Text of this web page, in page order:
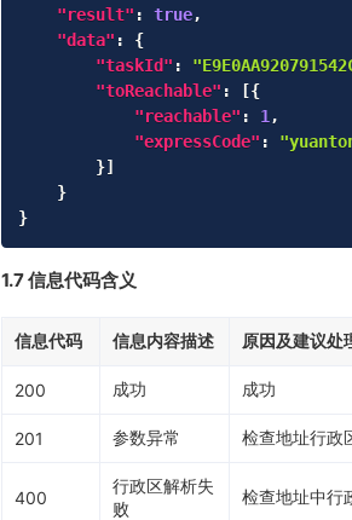
"result" : true,
"data" :
{
"taskId" :
"toReachable" : [{
"reachable" : 1 ,
"expressCode" :
}]
}
}
1.7 信息代码含义
信息代码 信息内容描述 原因及建议处
200 成功 成功
201 参数异常 检查地址行政
400
行政区解析失
败
检查地址中行